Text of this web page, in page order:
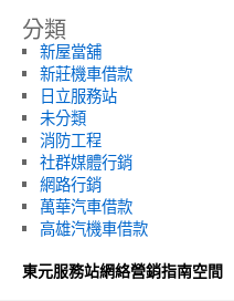
分類
新屋當舖
新莊機車借款
日立服務站
未分類
消防工程
社群媒體行銷
網路行銷
萬華汽車借款
高雄汽機車借款
東元服務站網絡營銷指南空間